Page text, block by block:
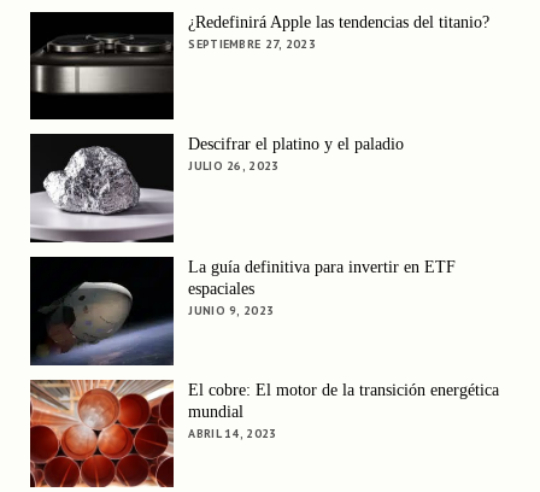
¿Redefinirá Apple las tendencias del titanio?
SEPTIEMBRE 27, 2023
Descifrar el platino y el paladio
JULIO 26, 2023
La guía definitiva para invertir en ETF
espaciales
JUNIO 9, 2023
El cobre: El motor de la transición energética
mundial
ABRIL 14, 2023